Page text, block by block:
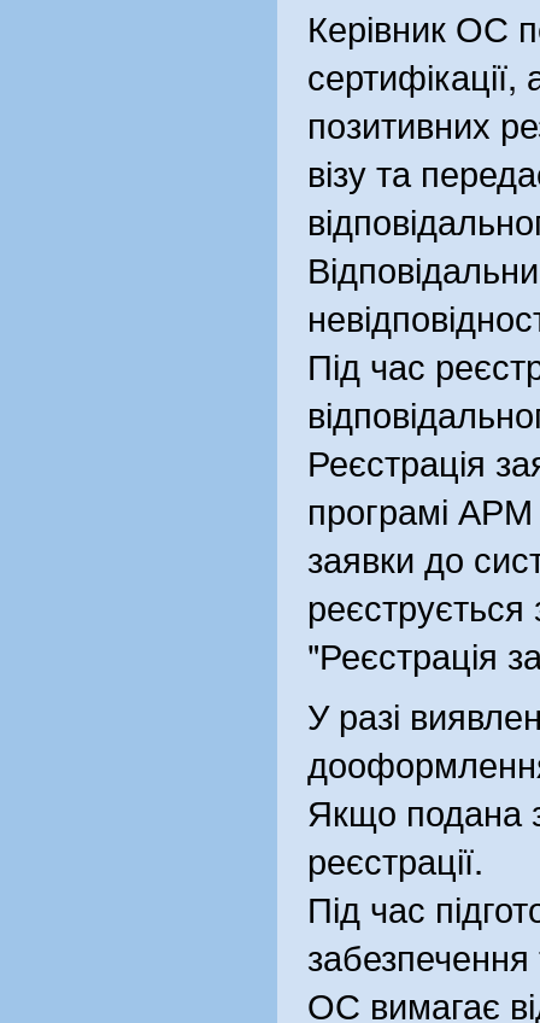
Керівник ОС
позитивних
візу та
Під час
Реєстрація
програмі
заявки до
"Реєстрація
У разі
Якщо подана
реєстрації.
Під час
забезпечення
ОС вимагає